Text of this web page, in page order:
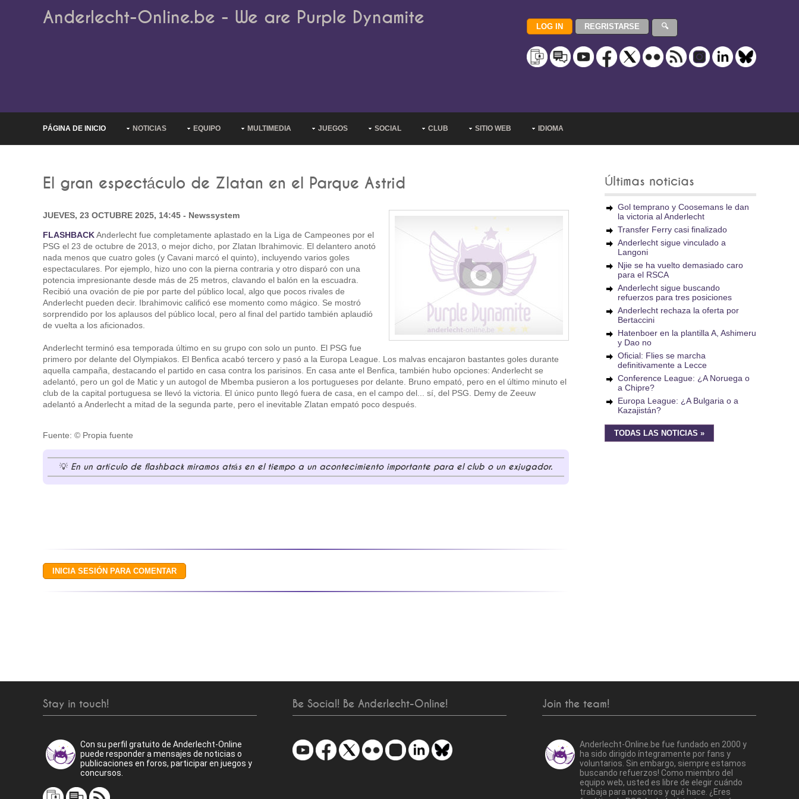
Anderlecht-Online.be - We are Purple Dynamite
PÁGINA DE INICIO NOTICIAS EQUIPO MULTIMEDIA JUEGOS SOCIAL CLUB SITIO WEB IDIOMA
El gran espectáculo de Zlatan en el Parque Astrid
JUEVES, 23 OCTUBRE 2025, 14:45 - Newssystem
FLASHBACKAnderlecht fue completamente aplastado en la Liga de Campeones por el
PSG el 23 de octubre de 2013, o mejor dicho, por Zlatan Ibrahimovic. El delantero anotó
nada menos que cuatro goles (y Cavani marcó el quinto), incluyendo varios goles
espectaculares. Por ejemplo, hizo uno con la pierna contraria y otro disparó con una
potencia impresionante desde más de 25 metros, clavando el balón en la escuadra.
Recibió una ovación de pie por parte del público local, algo que pocos rivales de
Anderlecht pueden decir. Ibrahimovic calificó ese momento como mágico. Se mostró
sorprendido por los aplausos del público local, pero al final del partido también aplaudió
de vuelta a los aficionados.
Anderlecht terminó esa temporada último en su grupo con solo un punto. El PSG fue
primero por delante del Olympiakos. El Benfica acabó tercero y pasó a la Europa League. Los malvas encajaron bastantes goles durante
aquella campaña, destacando el partido en casa contra los parisinos. En casa ante el Benfica, también hubo opciones: Anderlecht se
adelantó, pero un gol de Matic y un autogol de Mbemba pusieron a los portugueses por delante. Bruno empató, pero en el último minuto el
club de la capital portuguesa se llevó la victoria. El único punto llegó fuera de casa, en el campo del... sí, del PSG. Demy de Zeeuw
adelantó a Anderlecht a mitad de la segunda parte, pero el inevitable Zlatan empató poco después.
Fuente: © Propia fuente
En un artículo de flashback miramos atrás en el tiempo a un acontecimiento importante para el club o un exjugador.
Últimas noticias
Gol temprano y Coosemans le dan
la victoria al Anderlecht
Transfer Ferry casi finalizado
Anderlecht sigue vinculado a
Langoni
Njie se ha vuelto demasiado caro
para el RSCA
Anderlecht sigue buscando
refuerzos para tres posiciones
Anderlecht rechaza la oferta por
Bertaccini
Hatenboer en la plantilla A, Ashimeru
y Dao no
Oficial: Flies se marcha
definitivamente a Lecce
Conference League: ¿A Noruega o
a Chipre?
Europa League: ¿A Bulgaria o a
Kazajistán?
TODAS LAS NOTICIAS »
Stay in touch!
Con su perfil gratuito de Anderlecht-Online
puede responder a mensajes de noticias o
publicaciones en foros, participar en juegos y
concursos.
Be Social! Be Anderlecht-Online! Join the team!
Anderlecht-Online.be fue fundado en 2000 y
ha sido dirigido íntegramente por fans y
voluntarios. Sin embargo, siempre estamos
buscando refuerzos! Como miembro del
equipo web, usted es libre de elegir cuándo
trabaja para nosotros y qué hace. ¿Eres